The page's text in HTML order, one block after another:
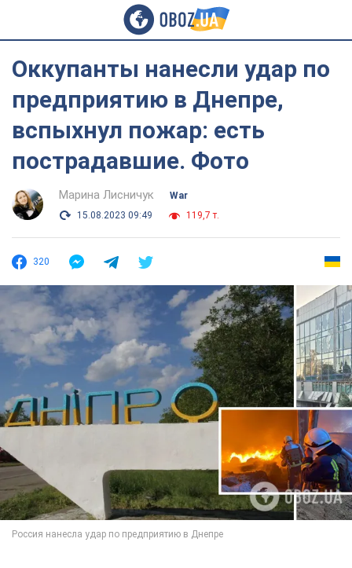
Оккупанты нанесли удар по
предприятию в Днепре,
вспыхнул пожар: есть
пострадавшие. Фото
Марина Лисничук
War
15.08.2023 09:49
119,7 т.
320